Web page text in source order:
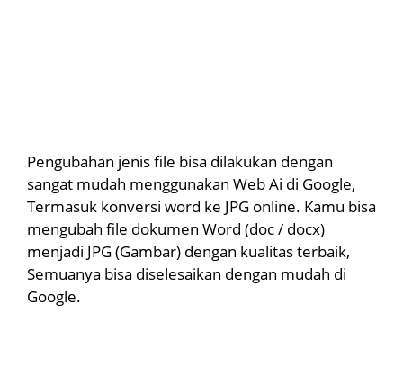
Pengubahan jenis file bisa dilakukan dengan
sangat mudah menggunakan Web Ai di Google,
Termasuk konversi word ke JPG online. Kamu bisa
mengubah file dokumen Word (doc / docx)
menjadi JPG (Gambar) dengan kualitas terbaik,
Semuanya bisa diselesaikan dengan mudah di
Google.